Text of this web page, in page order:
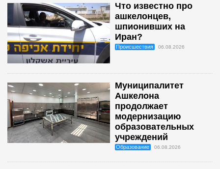
Что известно про
ашкелонцев,
шпионивших на
Иран?
Происшествия 06.08.2026
Муниципалитет
Ашкелона
продолжает
модернизацию
образовательных
учреждений
Образование 06.08.2026